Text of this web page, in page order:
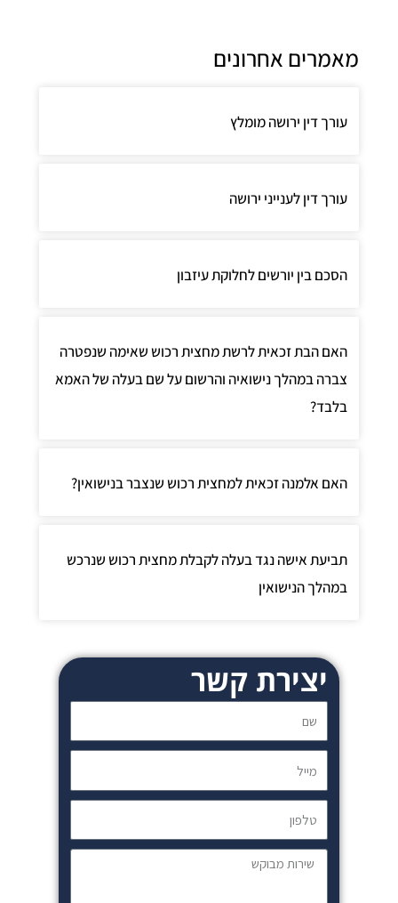
אחרונים
דין ירושה מומלץ
דין לענייני ירושה
בין יורשים לחלוקת עיזבון
הבת זכאית לרשת מחצית רכוש שאימה שנפטרה
במהלך נישואיה והרשום על שם בעלה של האמא
אלמנה זכאית למחצית רכוש שנצבר בנישואין?
אישה נגד בעלה לקבלת מחצית רכוש שנרכש
הנישואין
יצירת קשר